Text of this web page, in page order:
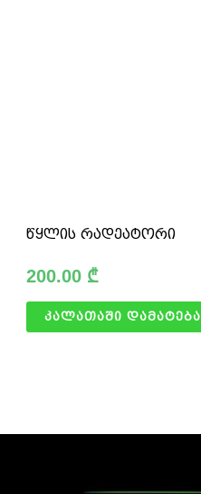
წყლის რადეატორი
200.00 ₾
კალათაში დამატება